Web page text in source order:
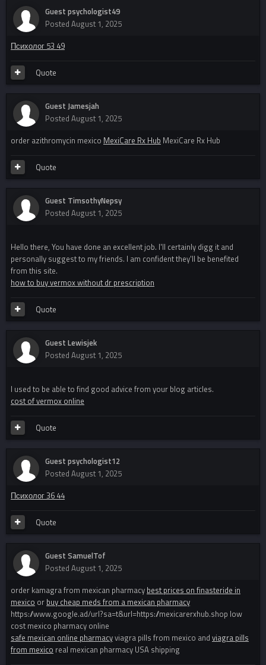
Guest psychologist49
Posted August 1, 2025
Психолог 53 49
Quote
Guest Jamesjah
Posted August 1, 2025
order azithromycin mexico MexiCare Rx Hub MexiCare Rx Hub
Quote
Guest TimsothyNepsy
Posted August 1, 2025
Hello there, You have done an excellent job. I'll certainly digg it and
personally suggest to my friends. I am confident they'll be benefited
from this site.
how to buy vermox without dr prescription
Quote
Guest Lewisjek
Posted August 1, 2025
I used to be able to find good advice from your blog articles.
cost of vermox online
Quote
Guest psychologist12
Posted August 1, 2025
Психолог 36 44
Quote
Guest SamuelTof
Posted August 1, 2025
order kamagra from mexican pharmacy best prices on finasteride in
mexico or buy cheap meds from a mexican pharmacy
https://www.google.ad/url?sa=t&url=https://mexicarerxhub.shop low
cost mexico pharmacy online
safe mexican online pharmacyviagra pills from mexico and viagra pills
from mexico real mexican pharmacy USA shipping